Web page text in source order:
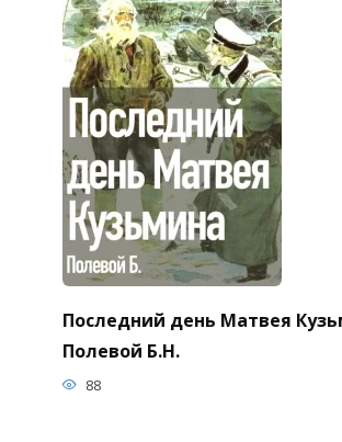
Последний день Матвея
Полевой Б.Н.
88